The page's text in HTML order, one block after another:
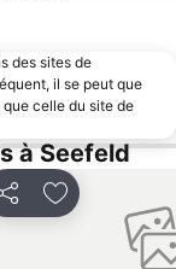
Straße
des sites de
il se peut que
que celle du site de
à Seefeld
PartagerAjouter à